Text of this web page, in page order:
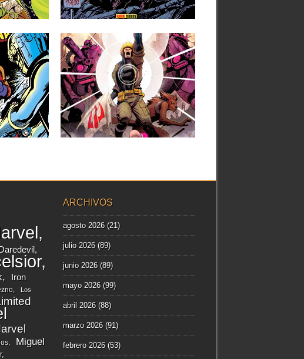
▶
«LOS
que
▶
05.05.15
SECRET WARS –
MARCADOS PARA LA
EXTINCIÓN
En Junio continuará la lucha contra la
corrupción del explotaron gobierno...
▶
Iron
Los
Miguel
ARCHIVOS
agosto 2026(21)
julio 2026(89)
junio 2026(89)
mayo 2026(99)
abril 2026(88)
marzo 2026(91)
febrero 2026(53)